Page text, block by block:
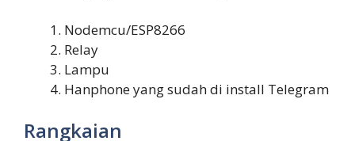
Nodemcu/ESP8266
Relay
Lampu
Hanphone yang sudah di install Telegram
Rangkaian